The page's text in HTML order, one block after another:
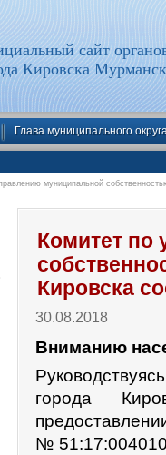
сайт
Кировска
Глава муниципального
муниципальной
Комитет по
Кировска
30.08.2018
Вни­ма­нию
города
№